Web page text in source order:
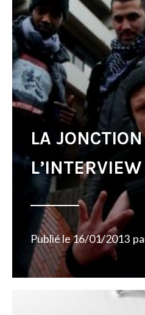
LA
Publié le16/01/2013